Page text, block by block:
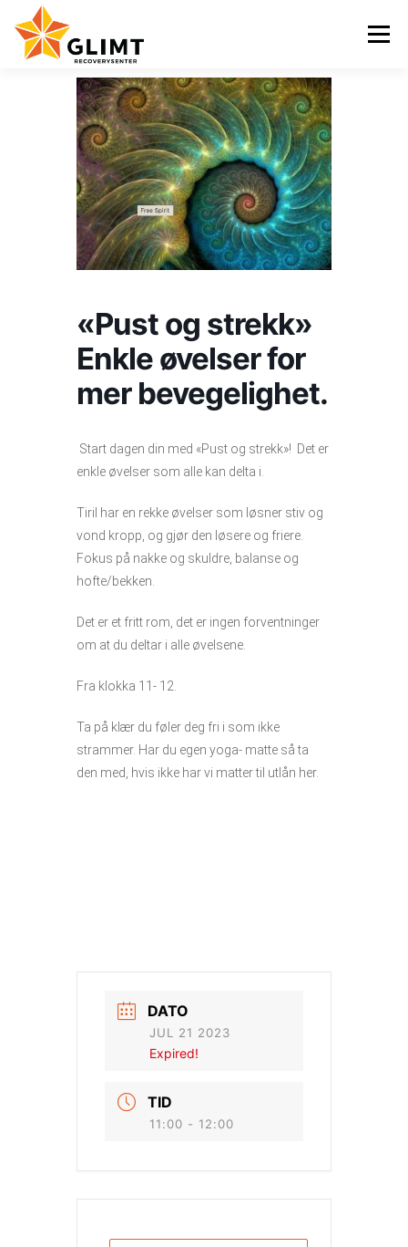
innhold
Meny
VI TILBYR NYHETER KALENDER OM OSS
KONTAKT ENGLISH
«Pust og strekk»
Enkle øvelser for
mer bevegelighet.
Start dagen din med «Pust og strekk»! Det er
enkle øvelser som alle kan delta i.
Tiril har en rekke øvelser som løsner stiv og
vond kropp, og gjør den løsere og friere.
Fokus på nakke og skuldre, balanse og
hofte/bekken.
Det er et fritt rom, det er ingen forventninger
om at du deltar i alle øvelsene.
Fra klokka 11- 12.
Ta på klær du føler deg fri i som ikke
strammer. Har du egen yoga- matte så ta
den med, hvis ikke har vi matter til utlån her.
DATO
JUL 21 2023
Expired!
TID
11:00 - 12:00